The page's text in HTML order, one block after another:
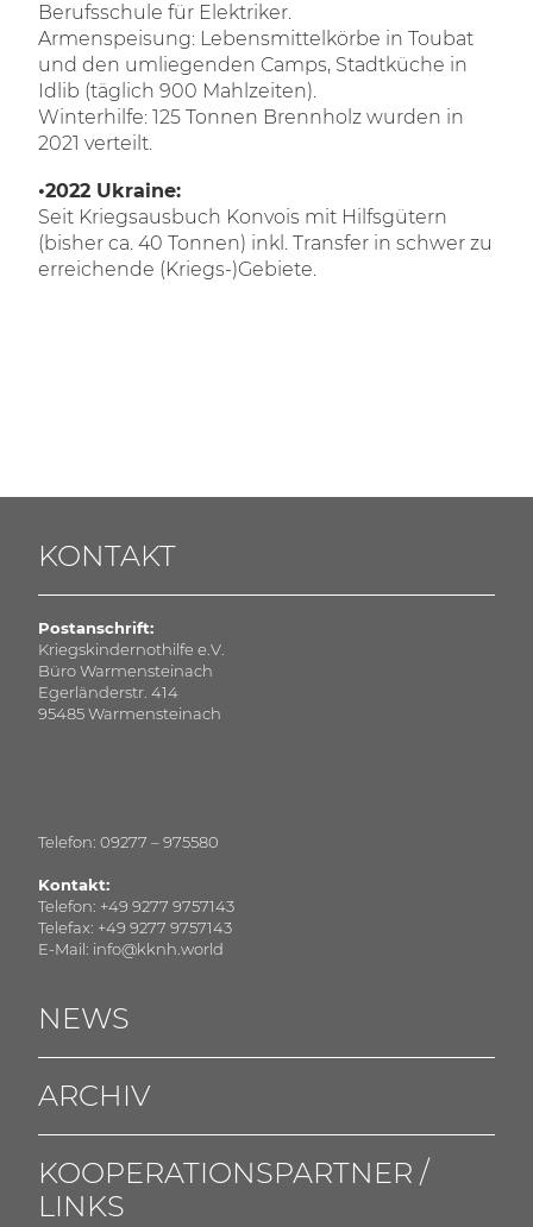
Berufsschule für Elektriker.
Armenspeisung: Lebensmittelkörbe in Toubat
und den umliegenden Camps, Stadtküche in
Idlib (täglich 900 Mahlzeiten).
Winterhilfe: 125 Tonnen Brennholz wurden in
2021 verteilt.
•2022 Ukraine:
Seit Kriegsausbuch Konvois mit Hilfsgütern
(bisher ca. 40 Tonnen) inkl. Transfer in schwer zu
erreichende (Kriegs-)Gebiete.
KONTAKT
Postanschrift:
Kriegskindernothilfe e.V.
Büro Warmensteinach
Egerländerstr. 414
95485 Warmensteinach
Telefon: 09277 – 975580
Kontakt:
Telefon: +49 9277 9757143
Telefax: +49 9277 9757143
E-Mail: info@kknh.world
NEWS
ARCHIV
KOOPERATIONSPARTNER /
LINKS